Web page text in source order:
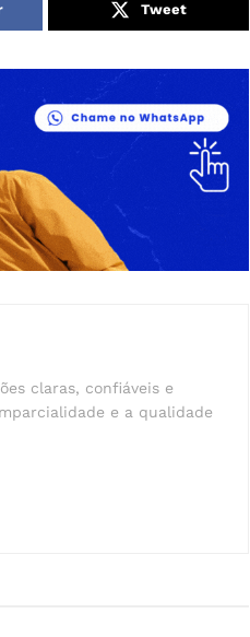
Tweet
claras, confiáveis e
e a qualidade